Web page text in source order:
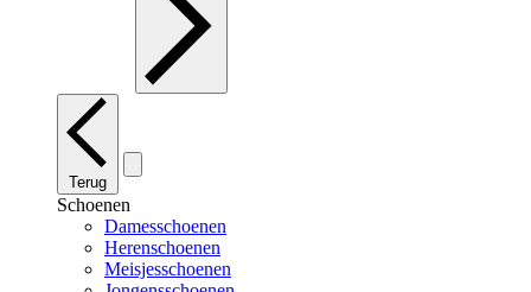
Terug
Schoenen
Damesschoenen
Herenschoenen
Meisjesschoenen